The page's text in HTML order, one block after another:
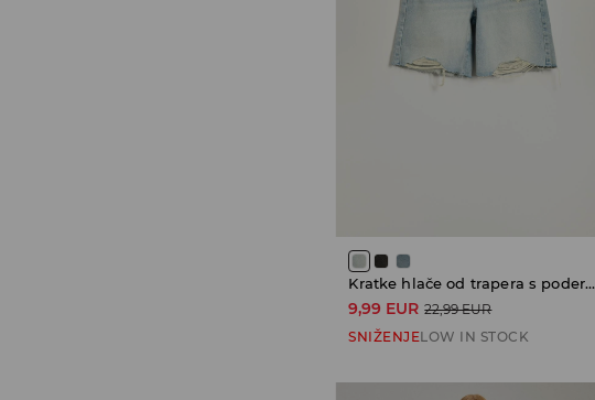
Kratke hlače od trapera s poderotinama
9,99 EUR 22,99 EUR
SNIŽENJELOW IN STOCK